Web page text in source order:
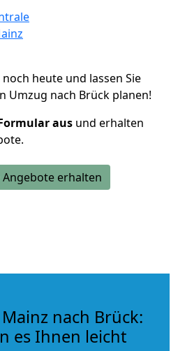
heute und lassen Sie
Umzug nach Brück planen!
aus und erhalten
Angebote erhalten
nach Brück:
es Ihnen leicht